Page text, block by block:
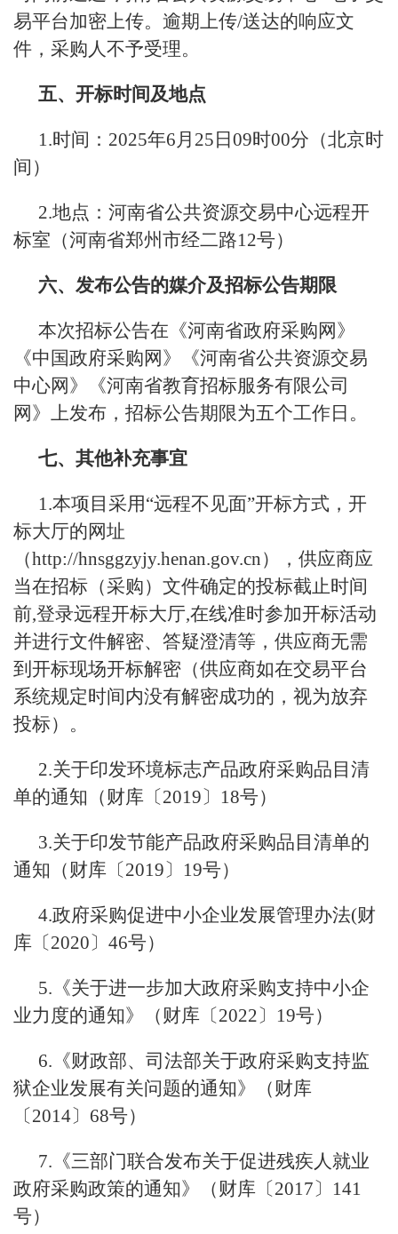
易平台加密上传。逾期上传/送达的响应文
件，采购人不予受理。
五、开标时间及地点
1.时间：2025年6月25日09时00分（北京时
间）
2.地点：河南省公共资源交易中心远程开
标室（河南省郑州市经二路12号）
六、发布公告的媒介及招标公告期限
本次招标公告在《河南省政府采购网》
《中国政府采购网》《河南省公共资源交易
中心网》《河南省教育招标服务有限公司
网》上发布，招标公告期限为五个工作日。
七、其他补充事宜
1.本项目采用“远程不见面”开标方式，开
标大厅的网址
（http://hnsggzyjy.henan.gov.cn），供应商应
当在招标（采购）文件确定的投标截止时间
前,登录远程开标大厅,在线准时参加开标活动
并进行文件解密、答疑澄清等，供应商无需
到开标现场开标解密（供应商如在交易平台
系统规定时间内没有解密成功的，视为放弃
投标）。
2.关于印发环境标志产品政府采购品目清
单的通知（财库〔2019〕18号）
3.关于印发节能产品政府采购品目清单的
通知（财库〔2019〕19号）
4.政府采购促进中小企业发展管理办法(财
库〔2020〕46号）
5.《关于进一步加大政府采购支持中小企
业力度的通知》（财库〔2022〕19号）
6.《财政部、司法部关于政府采购支持监
狱企业发展有关问题的通知》（财库
〔2014〕68号）
7.《三部门联合发布关于促进残疾人就业
政府采购政策的通知》（财库〔2017〕141
号）